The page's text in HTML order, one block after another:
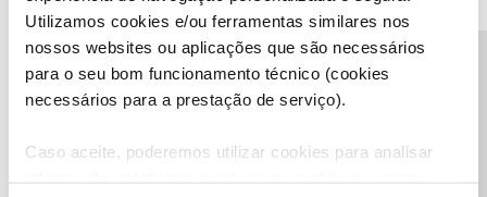
Utilizamos cookies e/ou ferramentas similares nos
nossos websites ou aplicações que são necessários
para o seu bom funcionamento técnico (cookies
necessários para a prestação de serviço).
Caso aceite, poderemos utilizar cookies para analisar